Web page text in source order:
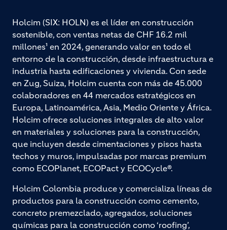
Holcim (SIX: HOLN) es el líder en construcción
sostenible, con ventas netas de CHF 16.2 mil
millones¹ en 2024, generando valor en todo el
entorno de la construcción, desde infraestructura e
industria hasta edificaciones y vivienda. Con sede
en Zug, Suiza, Holcim cuenta con más de 45.000
colaboradores en 44 mercados estratégicos en
Europa, Latinoamérica, Asia, Medio Oriente y África.
Holcim ofrece soluciones integrales de alto valor
en materiales y soluciones para la construcción,
que incluyen desde cimentaciones y pisos hasta
techos y muros, impulsadas por marcas premium
como ECOPlanet, ECOPact y ECOCycle®.
Holcim Colombia produce y comercializa líneas de
productos para la construcción como cemento,
concreto premezclado, agregados, soluciones
químicas para la construcción como ‘roofing’,